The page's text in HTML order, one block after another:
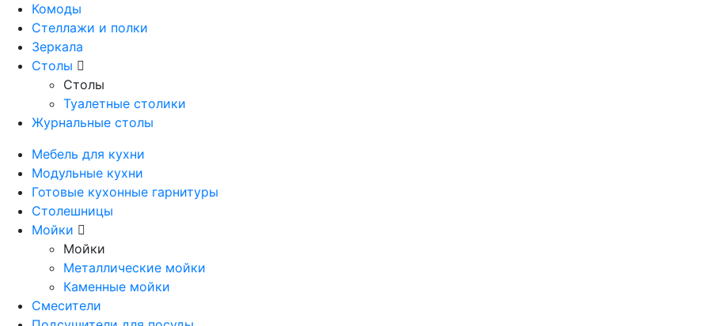
Комоды
Стеллажи и полки
Зеркала
Столы
Столы
Туалетные столики
Журнальные столы
Мебель для кухни
Модульные кухни
Готовые кухонные гарнитуры
Столешницы
Мойки
Мойки
Металлические мойки
Каменные мойки
Смесители